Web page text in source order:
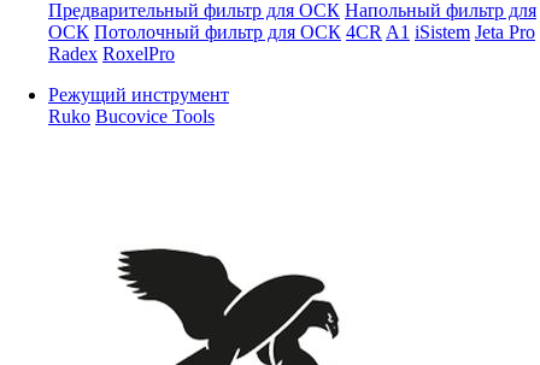
Предварительный фильтр для ОСК Напольный фильтр для
ОСК Потолочный фильтр для ОСК 4CR A1 iSistem Jeta Pro
Radex RoxelPro
Режущий инструмент
Ruko Bucovice Tools